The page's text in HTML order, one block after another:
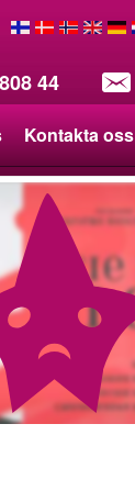
44
Kontakta oss